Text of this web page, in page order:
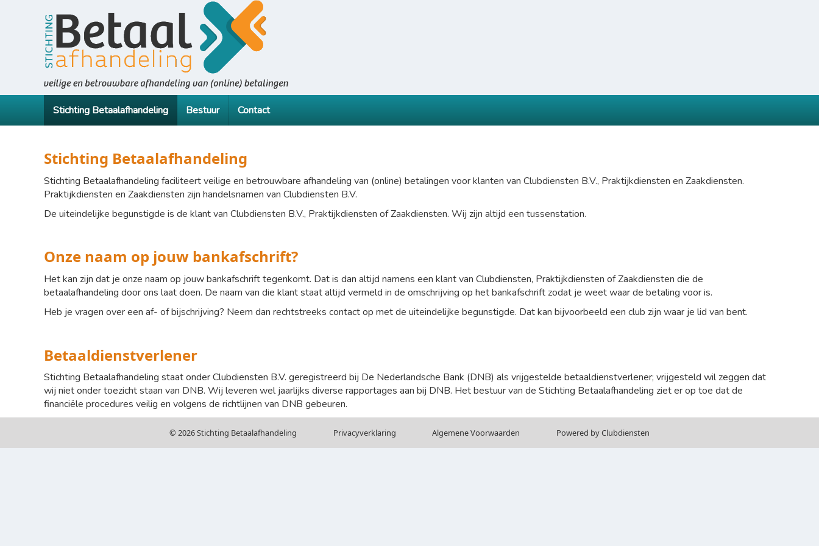
Stichting Betaalafhandeling Bestuur Contact
Stichting Betaalafhandeling
Stichting Betaalafhandeling faciliteert veilige en betrouwbare afhandeling van (online) betalingen voor klanten van Clubdiensten B.V., Praktijkdiensten en Zaakdiensten.
Praktijkdiensten en Zaakdiensten zijn handelsnamen van Clubdiensten B.V.
De uiteindelijke begunstigde is de klant van Clubdiensten B.V., Praktijkdiensten of Zaakdiensten. Wij zijn altijd een tussenstation.
Onze naam op jouw bankafschrift?
Het kan zijn dat je onze naam op jouw bankafschrift tegenkomt. Dat is dan altijd namens een klant van Clubdiensten, Praktijkdiensten of Zaakdiensten die de
betaalafhandeling door ons laat doen. De naam van die klant staat altijd vermeld in de omschrijving op het bankafschrift zodat je weet waar de betaling voor is.
Heb je vragen over een af- of bijschrijving? Neem dan rechtstreeks contact op met de uiteindelijke begunstigde. Dat kan bijvoorbeeld een club zijn waar je lid van bent.
Betaaldienstverlener
Stichting Betaalafhandeling staat onder Clubdiensten B.V. geregistreerd bij De Nederlandsche Bank (DNB) als vrijgestelde betaaldienstverlener; vrijgesteld wil zeggen dat
wij niet onder toezicht staan van DNB. Wij leveren wel jaarlijks diverse rapportages aan bij DNB. Het bestuur van de Stichting Betaalafhandeling ziet er op toe dat de
financiële procedures veilig en volgens de richtlijnen van DNB gebeuren.
© 2026 Stichting Betaalafhandeling Privacy­verkla­ring Alge­mene Voor­waarden Power­ed by Clubdiensten